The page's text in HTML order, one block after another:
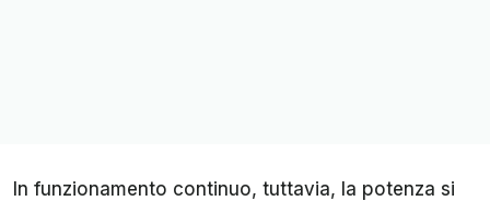
In funzionamento continuo, tuttavia, la potenza si